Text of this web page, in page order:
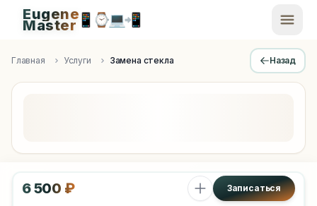
Apple Diagnostics & Engineering Authority in Saint
Eugene
Master📱 ⌚💻📲
Главная Услуги Замена стекла Назад
6 500 ₽ Записаться